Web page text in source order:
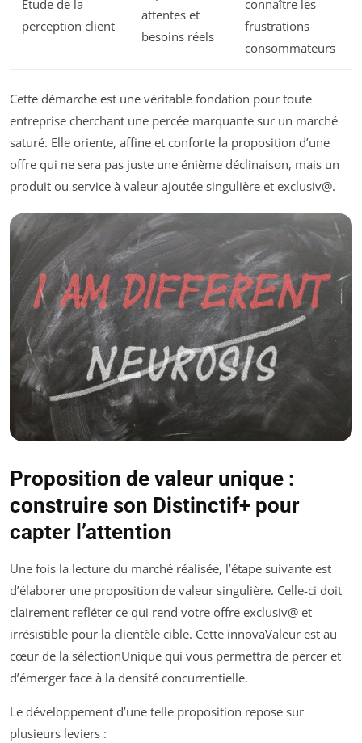
Étude de la
perception client
attentes et
besoins réels
connaître les
frustrations
consommateurs
Cette démarche est une véritable fondation pour toute
entreprise cherchant une percée marquante sur un marché
saturé. Elle oriente, affine et conforte la proposition d’une
offre qui ne sera pas juste une énième déclinaison, mais un
produit ou service à valeur ajoutée singulière et exclusiv@.
Proposition de valeur unique :
construire son Distinctif+ pour
capter l’attention
Une fois la lecture du marché réalisée, l’étape suivante est
d’élaborer une proposition de valeur singulière. Celle-ci doit
clairement refléter ce qui rend votre offre exclusiv@ et
irrésistible pour la clientèle cible. Cette innovaValeur est au
cœur de la sélectionUnique qui vous permettra de percer et
d’émerger face à la densité concurrentielle.
Le développement d’une telle proposition repose sur
plusieurs leviers :